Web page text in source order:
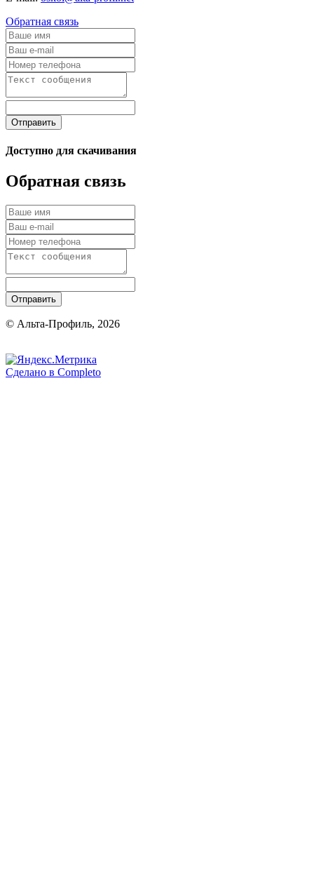
Обратная связь
Отправить
Доступно для скачивания
Обратная связь
Отправить
© Альта-Профиль, 2026
Сделано в Completo